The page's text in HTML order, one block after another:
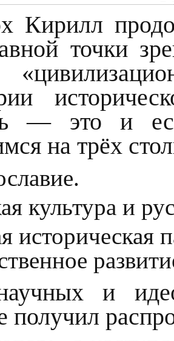
Кирилл
точки
― это и
на трёх
культура и
историческая
и
получил